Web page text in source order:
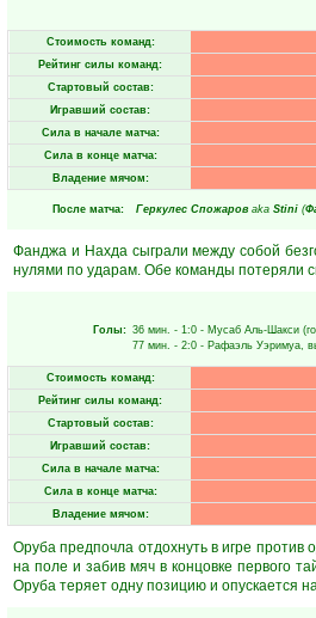
Стоимость команд:
Рейтинг силы команд:
Стартовый состав:
Игравший состав:
Сила в начале матча:
Сила в конце матча:
Владение мячом:
После матча: Геркулес Спожаров aka Stini (
Фанджа и Нахда сыграли между собой
нулями по ударам. Обе команды потеряли
Голы: 36 мин. - 1:0 - Мусаб Аль-Шакси
77 мин. - 2:0 - Рафаэль Уэримуа,
Стоимость команд:
Рейтинг силы команд:
Стартовый состав:
Игравший состав:
Сила в начале матча:
Сила в конце матча:
Владение мячом:
Оруба предпочла отдохнуть в игре против
на поле и забив мяч в концовке первого
Оруба теряет одну позицию и опускается